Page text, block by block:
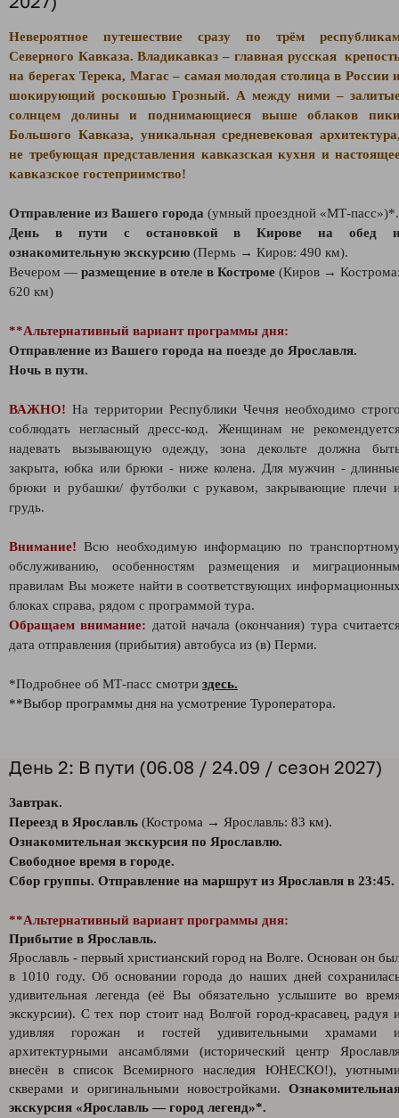
Невероятное путешествие сразу по трём
Северного Кавказа. Владикавказ – главная русская
на берегах Терека, Магас – самая молодая столица в России
шокирующий роскошью Грозный. А между ними –
солнцем долины и поднимающиеся выше облаков
Большого Кавказа, уникальная средневековая
не требующая представления кавказская кухня и
кавказское гостеприимство!
Отправление из Вашего города (умный проездной «МТ-пасс»)*.
День в пути с остановкой в Кирове на обед
ознакомительную экскурсию (Пермь → Киров: 490 км).
Вечером — размещение в отеле в Костроме (Киров →
620 км)
**Альтернативный вариант программы дня:
Отправление из Вашего города на поезде до Ярославля.
Ночь в пути.
ВАЖНО! На территории Республики Чечня необходимо
соблюдать негласный дресс-код. Женщинам не
надевать вызывающую одежду, зона декольте должна
закрыта, юбка или брюки - ниже колена. Для мужчин -
брюки и рубашки/ футболки с рукавом, закрывающие плечи
грудь.
Внимание!Всю необходимую информацию по
обслуживанию, особенностям размещения и
правилам Вы можете найти в соответствующих
блоках справа, рядом с программой тура.
Обращаем внимание: датой начала (окончания) тура
дата отправления (прибытия) автобуса из (в) Перми.
*Подробнее об МТ-пасс смотри здесь.
**Выбор программы дня на усмотрение Туроператора.
День 2: В пути (06.08 / 24.09 / сезон 2027)
Завтрак.
Переезд в Ярославль (Кострома → Ярославль: 83 км).
Ознакомительная экскурсия по Ярославлю.
Свободное время в городе.
Сбор группы. Отправление на маршрут из Ярославля в 23:45.
**Альтернативный вариант программы дня:
Прибытие в Ярославль.
Ярославль - первый христианский город на Волге. Основан он
в 1010 году. Об основании города до наших дней
удивительная легенда (её Вы обязательно услышите во
экскурсии). С тех пор стоит над Волгой город-красавец, радуя
удивляя горожан и гостей удивительными храмами
архитектурными ансамблями (исторический центр
внесён в список Всемирного наследия ЮНЕСКО!),
скверами и оригинальными новостройками.
экскурсия «Ярославль — город легенд»*.